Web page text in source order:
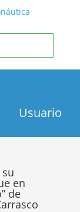
Usuario
en
de